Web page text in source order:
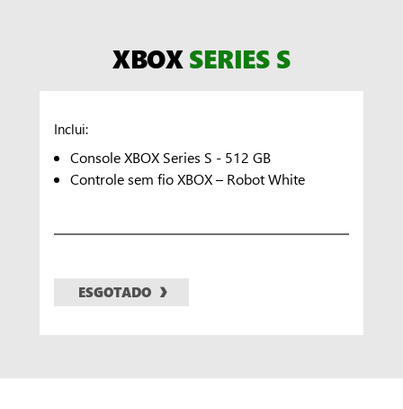
XBOXSERIES S
Inclui:
Console XBOX Series S - 512 GB
Controle sem fio XBOX – Robot White
ESGOTADO